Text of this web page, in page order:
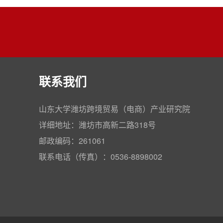
联系我们
山东大学潍坊跨境贸易（电商）产业研究院
详细地址：潍坊市高新二路318号
邮政编码：261061
联系电话（传真）：0536-8898002